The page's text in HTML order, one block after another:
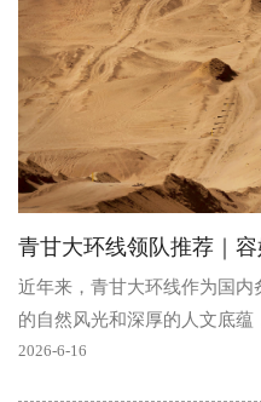
近年来，青甘大环线作为国
的自然风光和深厚的人文底
文化和旅游厅数据显示，2023
2026-6-16